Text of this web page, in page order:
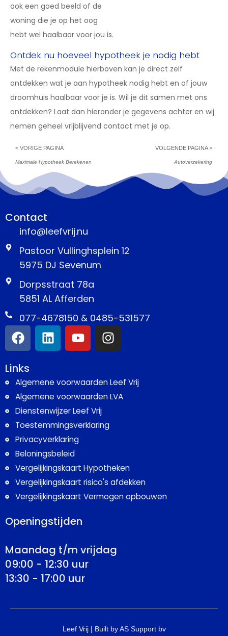
ook een goed beeld of de
woning die je op het oog
hebt wel haalbaar voor jou is.
Ontdek nu hoeveel hypotheek je nodig hebt
Met de rekenmodule hierboven kan je direct zelf
ontdekken wat je aan hypotheek nodig hebt en of jouw
droomhuis haalbaar voor je is. Wil je dit samen met ons
ontdekken? Laat dan hieronder je gegevens achter en wij
nemen geheel vrijblijvend contact met je op.
< VORIGE PAGINA
Maximale Hypotheek Berekenen
VOLGENDE PAGINA >
Autoverzekering
Contact
info@leefvrij.nu
Pastoor Vullinghsplein 12
5975 DJ Sevenum
Dorpsstraat 78a
5851 AL Afferden
077-4678150 & 0485-531577
Links
Algemene voorwaarden Leef Vrij
Algemene voorwaarden LVA
Dienstenwijzer Leef Vrij
Toestemmingsverklaring
Privacyverklaring
Beloningsbeleid
Vergelijkingskaart Hypotheken
Vergelijkingskaart risico's afdekken
Vergelijkingskaart Vermogen opbouwen
Openingstijden
Maandag t/m vrijdag
09:00 - 12:30 uur
13:30 - 17:00 uur
Leef Vrij | Built by AS Support bv